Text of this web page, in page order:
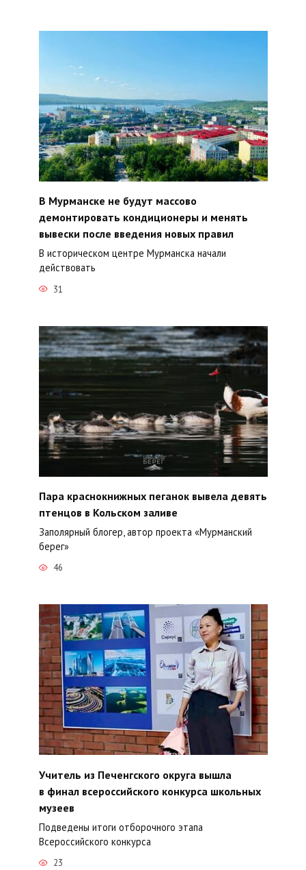
В Мурманске не будут массово
демонтировать кондиционеры и менять
вывески после введения новых правил
В историческом центре Мурманска начали
действовать
31
Пара краснокнижных пеганок вывела девять
птенцов в Кольском заливе
Заполярный блогер, автор проекта «Мурманский
берег»
46
Учитель из Печенгского округа вышла
в финал всероссийского конкурса школьных
музеев
Подведены итоги отборочного этапа
Всероссийского конкурса
23